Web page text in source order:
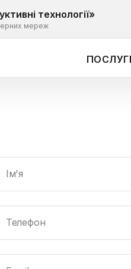
технології»
мереж